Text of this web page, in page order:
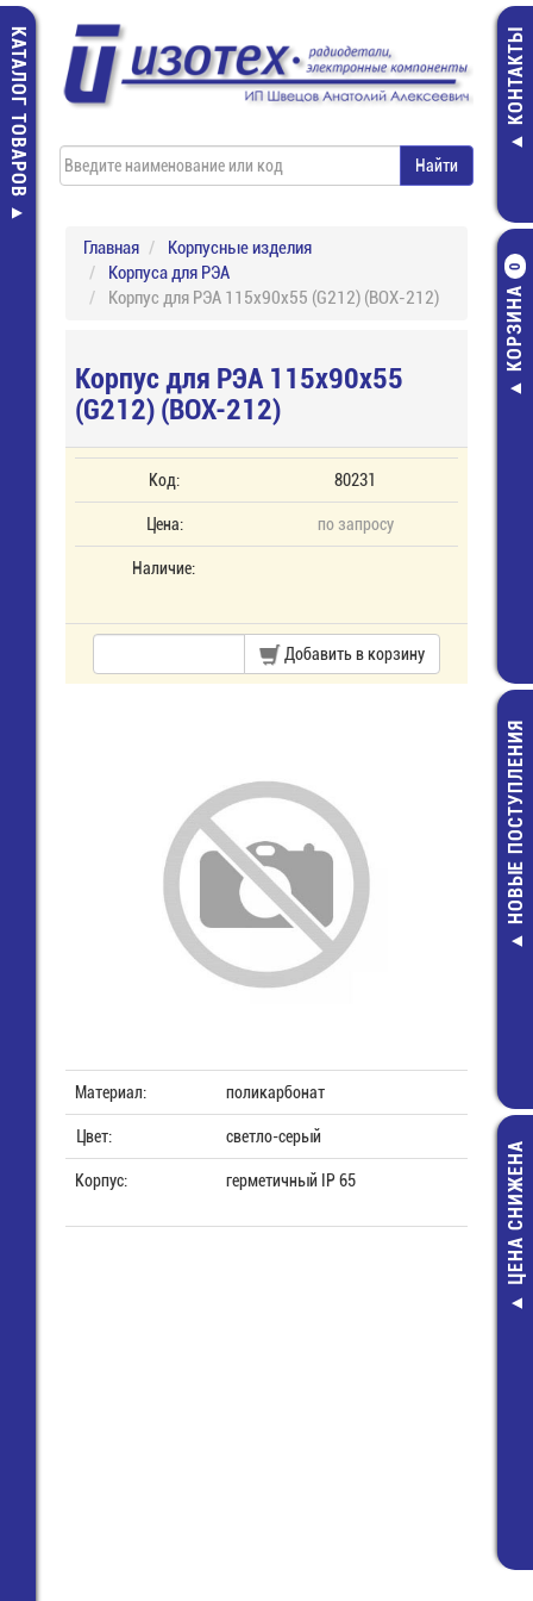
КАТАЛОГ ТОВАРОВ КОНТАКТЫ
КОРЗИНА
0
Вилка
кабеля
НОВЫЕ ПОСТУПЛЕНИЯ
ЦЕНА СНИЖЕНА
Главная
Корпусные изделия
Корпуса для РЭА
Корпус для РЭА 115х90х55 (G212) (BOX-212)
Корпус для РЭА 115х90х55
(G212) (BOX-212)
Код: 80231
Цена: по запросу
Наличие:
Добавить в корзину
Материал: поликарбонат
Цвет: светло-серый
Корпус: герметичный IP 65